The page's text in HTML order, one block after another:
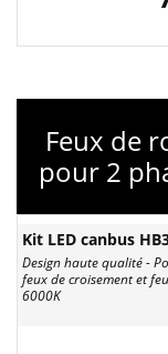
Feux de
pour 2
Kit LED canbus
Design haute qualité -
feux de croisement et
6000K